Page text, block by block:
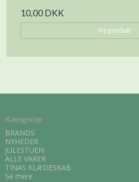
10,00 DKK
Vis produkt
Kategorier
BRANDS
NYHEDER
JULESTUEN
ALLE VARER
TINAS KLÆDESKAB
Se mere